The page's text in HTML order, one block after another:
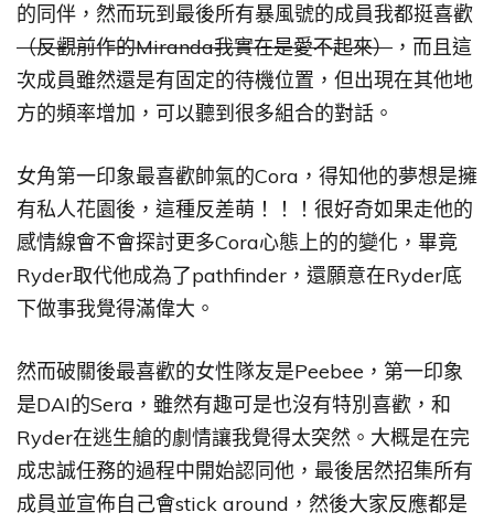
的同伴，然而玩到最後所有暴風號的成員我都挺喜歡
（反觀前作的Miranda我實在是愛不起來） ，而且這
次成員雖然還是有固定的待機位置，但出現在其他地
方的頻率增加，可以聽到很多組合的對話。
女角第一印象最喜歡帥氣的Cora，得知他的夢想是擁
有私人花園後，這種反差萌！！！很好奇如果走他的
感情線會不會探討更多Cora心態上的的變化，畢竟
Ryder取代他成為了pathfinder，還願意在Ryder底
下做事我覺得滿偉大。
然而破關後最喜歡的女性隊友是Peebee，第一印象
是DAI的Sera，雖然有趣可是也沒有特別喜歡，和
Ryder在逃生艙的劇情讓我覺得太突然。大概是在完
成忠誠任務的過程中開始認同他，最後居然招集所有
成員並宣佈自己會stick around，然後大家反應都是